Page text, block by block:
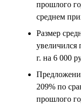
прошлого
среднем
Размер
увеличился
г. на 6 000
209% по
прошлого